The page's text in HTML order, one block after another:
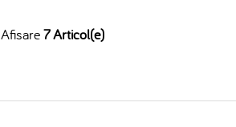
Afisare7 Articol(e)